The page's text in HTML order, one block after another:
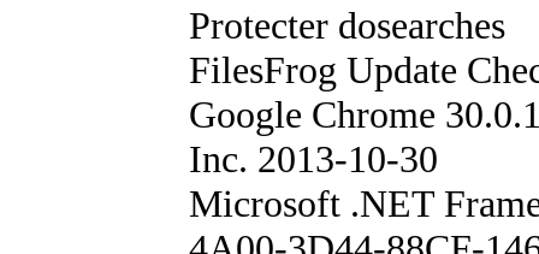
Protecter dosearches
FilesFrog Update
Google Chrome
Inc. 2013-10-30
Microsoft .NET